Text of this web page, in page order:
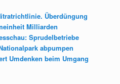
Überdüngung
Milliarden
Sprudelbetriebe
abpumpen
Umdenken beim Umgang